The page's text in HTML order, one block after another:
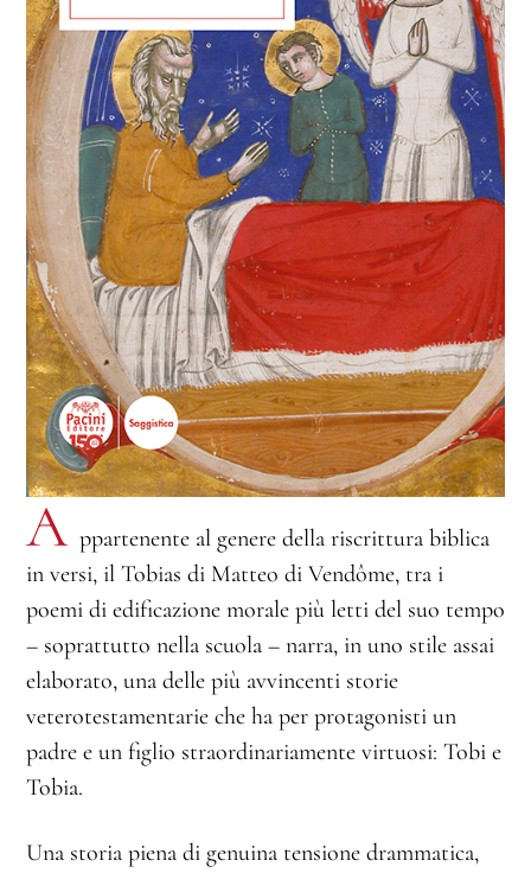
A ppartenente al genere della riscrittura biblica
in versi, il Tobias di Matteo di Vendôme, tra i
poemi di edificazione morale più letti del suo tempo
– soprattutto nella scuola – narra, in uno stile assai
elaborato, una delle più avvincenti storie
veterotestamentarie che ha per protagonisti un
padre e un figlio straordinariamente virtuosi: Tobi e
Tobia.
Una storia piena di genuina tensione drammatica,